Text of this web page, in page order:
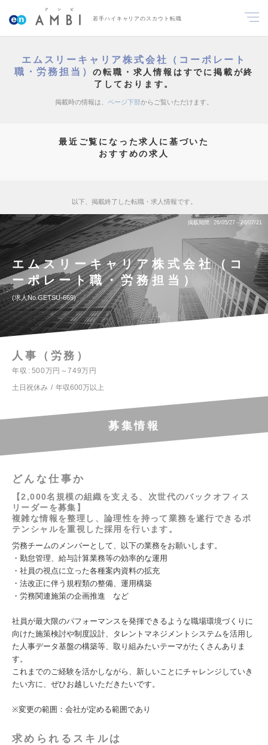
若手ハイキャリアのスカウト転職
エムスリーキャリア株式会社（コーポレート
職・労務担当）の転職・求人情報はすでに掲載が終
了しております。
掲載時の情報は、 ページ下部からご覧いただけます。
最近ご覧になった求人に基づいた
おすすめの求人
以下、掲載終了した転職・求人情報です。
掲載期間 26/05/27～26/07/21
エムスリーキャリア株式会社（コ
ーポレート職・労務担当）
求人No.GETSU-669
人事（労務）
年収
500万円～749万円
土日祝休み
年収600万以上
募集情報
どんな仕事か
【2,000名規模の組織を支える、次世代のバックオフィス
リーダーを募集】
複雑な情報を整理し、論理性を持って業務を遂行できるポ
テンシャルを重視した採用を行います。
労務チームのメンバーとして、以下の業務をお願いします。
・勤怠管理、給与計算業務等の効率的な運用
・社員の視点に立った各種案内資料の拡充
・法改正に伴う規程類の整備、運用構築
・労務関連施策の企画推進 など
社員が最大限のパフォーマンスを発揮できるような職場環境づくりに
向けた施策検討や制度設計、タレントマネジメントシステムを活用し
た人事データ基盤の構築等、取り組みたいテーマがたくさんありま
す。
これまでのご経験を活かしながら、新しいことにチャレンジしていき
たい方に、ぜひお越しいただきたいです。
※変更の範囲：会社が定める範囲であり
求められるスキルは